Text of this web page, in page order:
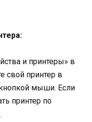
и принтеры» в
свой принтер в
мыши. Если
принтер по